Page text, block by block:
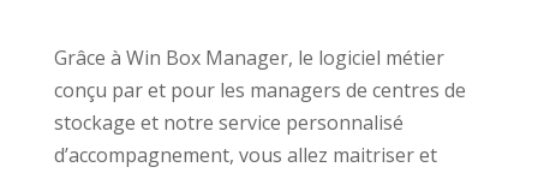
Grâce à Win Box Manager, le logiciel métier
conçu par et pour les managers de centres de
stockage et notre service personnalisé
d’accompagnement, vous allez maitriser et